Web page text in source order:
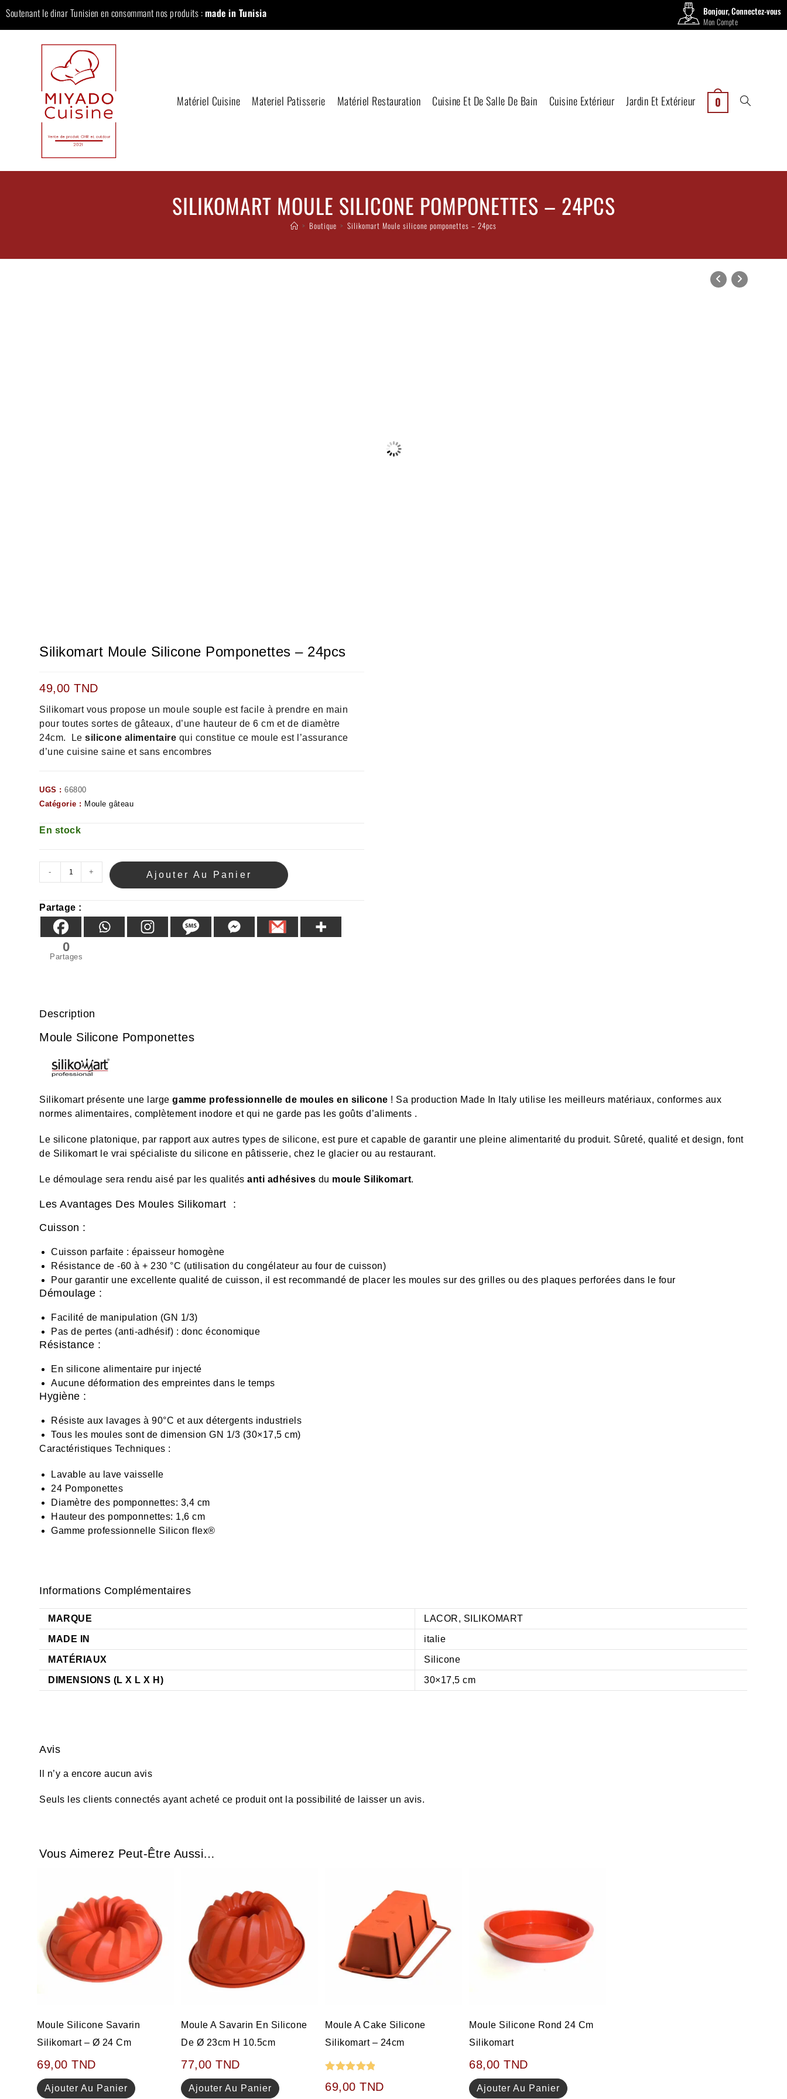
Soutenant le dinar Tunisien en consommant nos produits :made in Tunisia Bonjour, Connectez-vous
Mon Compte
Matériel Cuisine Materiel Patisserie Matériel Restauration Cuisine Et De Salle De Bain Cuisine Extérieur Jardin Et Extérieur 0
SILIKOMART MOULE SILICONE POMPONETTES – 24PCS
> Boutique > Silikomart Moule silicone pomponettes – 24pcs
Silikomart Moule Silicone Pomponettes – 24pcs
49,00TND
Silikomart vous propose un moule souple est facile à prendre en main
pour toutes sortes de gâteaux, d’une hauteur de 6 cm et de diamètre
24cm. Le silicone alimentaire qui constitue ce moule est l’assurance
d’une cuisine saine et sans encombres
UGS :66800
Catégorie : Moule gâteau
En stock
- + Ajouter Au Panier
Partage :
0
Partages
Description
Moule Silicone Pomponettes
Silikomartprésente une largegamme professionnelle de moules en silicone ! Sa production Made In Italy utilise les meilleurs matériaux, conformes aux
normes alimentaires, complètement inodore et qui ne garde pas les goûts d’aliments .
Le silicone platonique, par rapport aux autres types de silicone, est pure et capable de garantir une pleine alimentarité du produit. Sûreté, qualité et design, font
de Silikomart le vrai spécialiste du silicone en pâtisserie, chez le glacier ou au restaurant.
Le démoulage sera rendu aisé par les qualitésanti adhésives du moule Silikomart.
Les Avantages Des Moules Silikomart :
Cuisson :
Cuisson parfaite : épaisseur homogène
Résistance de -60 à + 230 °C (utilisation du congélateur au four de cuisson)
Pour garantir une excellente qualité de cuisson, il est recommandé de placer les moules sur des grilles ou des plaques perforées dans le four
Démoulage :
Facilité de manipulation (GN 1/3)
Pas de pertes (anti-adhésif) : donc économique
Résistance :
En silicone alimentaire pur injecté
Aucune déformation des empreintes dans le temps
Hygiène :
Résiste aux lavages à 90°C et aux détergents industriels
Tous les moules sont de dimension GN 1/3 (30×17,5 cm)
Caractéristiques Techniques :
Lavable au lave vaisselle
24 Pomponettes
Diamètre des pomponnettes: 3,4 cm
Hauteur des pomponnettes: 1,6 cm
Gamme professionnelle Silicon flex®
Informations Complémentaires
MARQUE LACOR, SILIKOMART
MADE IN italie
MATÉRIAUX Silicone
DIMENSIONS (L X L X H) 30×17,5 cm
Avis
Il n’y a encore aucun avis
Seuls les clients connectés ayant acheté ce produit ont la possibilité de laisser un avis.
Vous Aimerez Peut-Être Aussi…
Moule Silicone Savarin
Silikomart – Ø 24 Cm
69,00TND
Ajouter Au Panier
Moule A Savarin En Silicone
De Ø 23cm H 10.5cm
77,00TND
Ajouter Au Panier
Moule A Cake Silicone
Silikomart – 24cm
sur 5
69,00TND
Moule Silicone Rond 24 Cm
Silikomart
68,00TND
Ajouter Au Panier